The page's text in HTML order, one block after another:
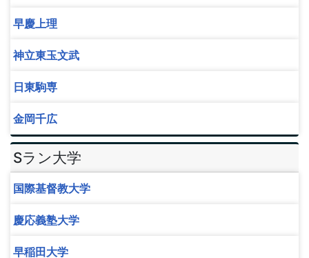
早慶上理
神立東玉文武
日東駒専
金岡千広
Sラン大学
国際基督教大学
慶応義塾大学
早稲田大学